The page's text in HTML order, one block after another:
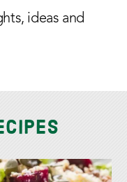
ideas and